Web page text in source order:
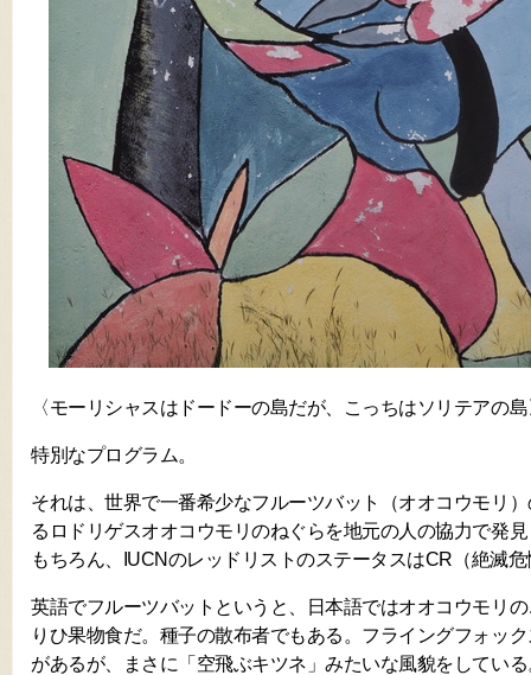
〈モーリシャスはドードーの島だが、こっちはソリテアの
特別なプログラム。
それは、世界で一番希少なフルーツバット（オオコウモリ
るロドリゲスオオコウモリのねぐらを地元の人の協力で発
もちろん、IUCNのレッドリストのステータスはCR（絶滅危
英語でフルーツバットというと、日本語ではオオコウモリ
りひ果物食だ。種子の散布者でもある。フライングフォッ
があるが、まさに「空飛ぶキツネ」みたいな風貌をしている